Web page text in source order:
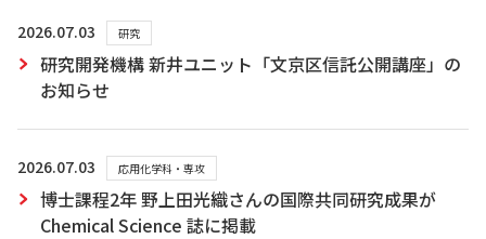
2026.07.03 研究
研究開発機構 新井ユニット「文京区信託公開講座」の
お知らせ
2026.07.03 応用化学科・専攻
博士課程2年 野上田光織さんの国際共同研究成果が
Chemical Science 誌に掲載